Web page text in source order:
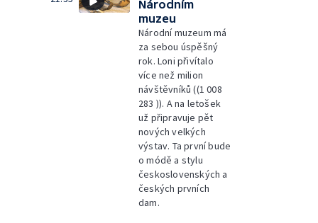
Národním
muzeu
Národní muzeum má
za sebou úspěšný
rok. Loni přivítalo
více než milion
návštěvníků ((1 008
283 )). A na letošek
už připravuje pět
nových velkých
výstav. Ta první bude
o módě a stylu
československých a
českých prvních
dam.